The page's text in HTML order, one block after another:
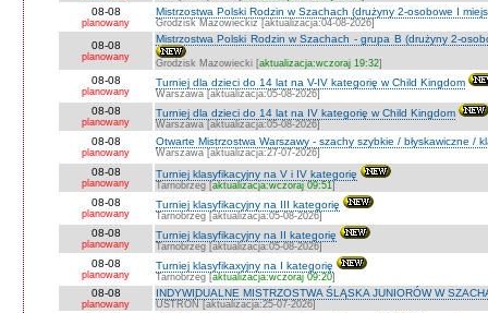
08-08
planowany
Mistrzostwa Polski Rodzin w Szachach (drużyny 2-osobowe I
Grodzisk Mazowieckiz [aktualizacja:04-08-2026]
08-08
planowany
Mistrzostwa Polski Rodzin w Szachach - grupa B (drużyny 2-
Grodzisk Mazowiecki [aktualizacja:wczoraj 19:32]
08-08
planowany
Turniej dla dzieci do 14 lat na V-IV kategorię w Child Kingdom
Warszawa [aktualizacja:05-08-2026]
08-08
planowany
Turniej dla dzieci do 14 lat na IV kategorię w Child Kingdom
Warszawa [aktualizacja:05-08-2026]
08-08
planowany
Otwarte Mistrzostwa Warszawy - szachy szybkie / błyskawiczne /
Warszawa [aktualizacja:27-07-2026]
08-08
planowany
Turniej klasyfikacyjny na V i IV kategorię
Tarnobrzeg [aktualizacja:wczoraj 09:51]
08-08
planowany
Turniej klasyfikacyjny na III kategorię
Tarnobrzeg [aktualizacja:05-08-2026]
08-08
planowany
Turniej klasyfikacyjny na II kategorię
Tarnobrzeg [aktualizacja:05-08-2026]
08-08
planowany
Turniej klasyfikaxyjny na I kategorię
Tarnobrzeg [aktualizacja:wczoraj 09:20]
08-08
planowany
INDYWIDUALNE MISTRZOSTWA ŚLĄSKA JUNIORÓW W
USTROŃ [aktualizacja:25-07-2026]